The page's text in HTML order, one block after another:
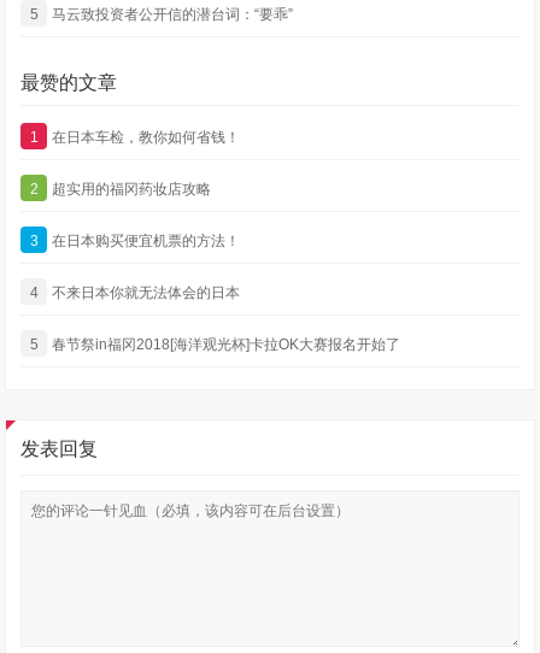
5 马云致投资者公开信的潜台词：“要乖”
最赞的文章
1 在日本车检，教你如何省钱！
2 超实用的福冈药妆店攻略
3 在日本购买便宜机票的方法！
4 不来日本你就无法体会的日本
5 春节祭in福冈2018[海洋观光杯]卡拉OK大赛报名开始了
发表回复